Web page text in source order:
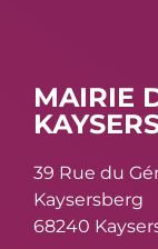
MAIRIE
39 Rue du
Kaysersberg
68240